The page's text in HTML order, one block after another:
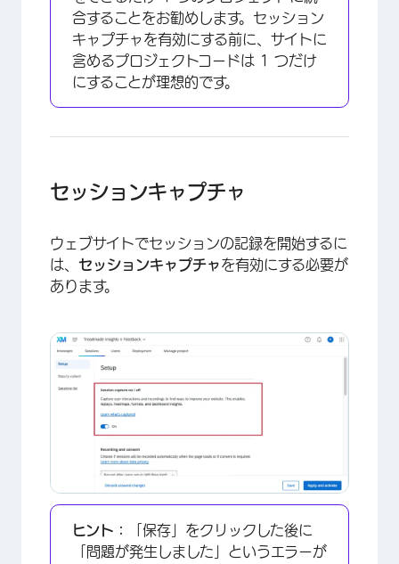
合することをお勧めします。セッション
キャプチャを有効にする前に、サイトに
含めるプロジェクトコードは 1 つだけ
にすることが理想的です。
セッションキャプチャ
ウェブサイトでセッションの記録を開始するに
は、 セッションキャプチャを有効にする必要が
あります。
ヒント：
「保存」をクリックした後に
「問題が発生しました」というエラーが